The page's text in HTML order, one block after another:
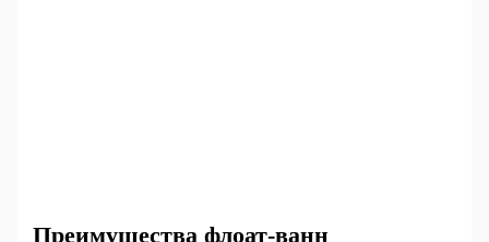
Преимущества флоат-ванн